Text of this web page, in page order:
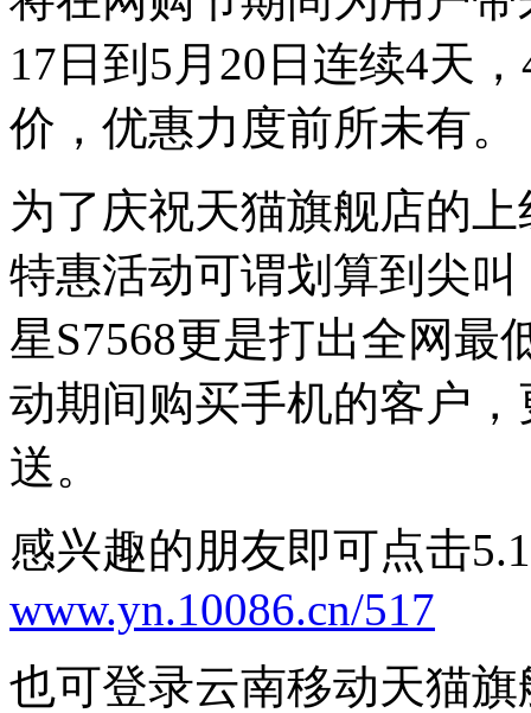
17日到5月20日连续4天
价，优惠力度前所未有。
为了庆祝天猫旗舰店的
特惠活动可谓划算到尖
星S7568更是打出全网最
动期间购买手机的客户
送。
感兴趣的朋友即可点击
www.yn.10086.cn/517
也可登录云南移动天猫